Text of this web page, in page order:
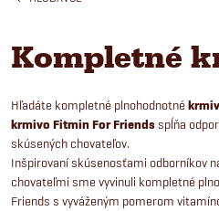
Kompletné
Hľadáte kompletné plnohodnotné
krmivo Fitmin For Friendsspĺňa
skúsených chovateľov.
Inšpirovaní skúsenosťami odborníkov
chovateľmi sme vyvinuli kompletné
Friends s vyváženým pomerom